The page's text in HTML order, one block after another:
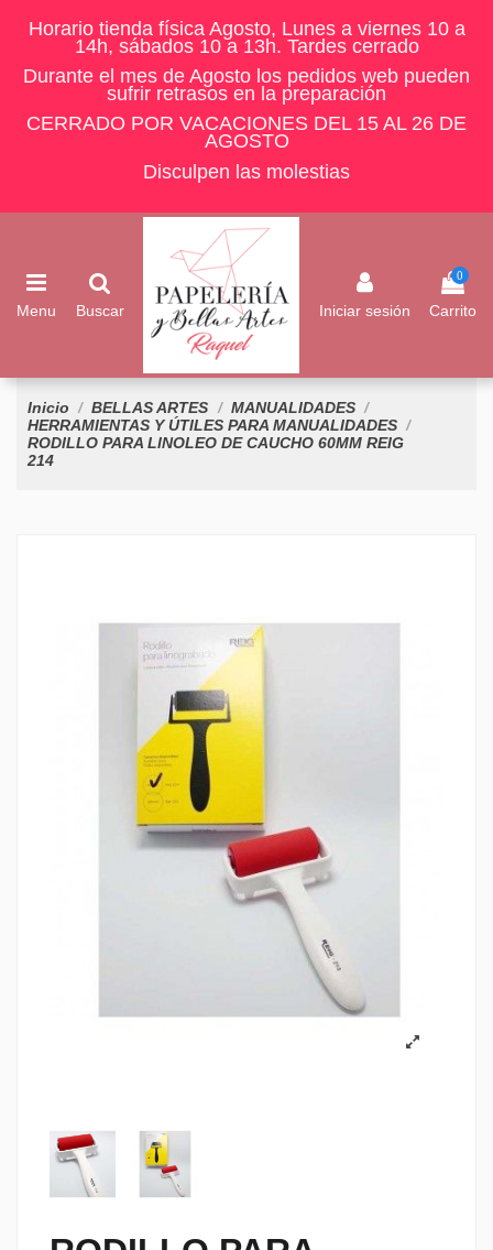
Horario tienda física Agosto, Lunes a viernes 10 a
14h, sábados 10 a 13h. Tardes cerrado
Durante el mes de Agosto los pedidos web pueden
sufrir retrasos en la preparación
CERRADO POR VACACIONES DEL 15 AL 26 DE
AGOSTO
Disculpen las molestias
Menu Buscar Iniciar sesión
0
Carrito
Inicio BELLAS ARTES
MANUALIDADES
HERRAMIENTAS Y ÚTILES PARA MANUALIDADES
RODILLO PARA LINOLEO DE CAUCHO 60MM REIG
214